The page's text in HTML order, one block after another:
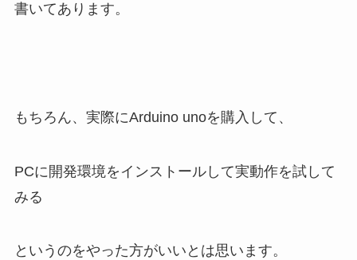
書いてあります。
もちろん、実際にArduino unoを購入して、
PCに開発環境をインストールして実動作を試して
みる
というのをやった方がいいとは思います。